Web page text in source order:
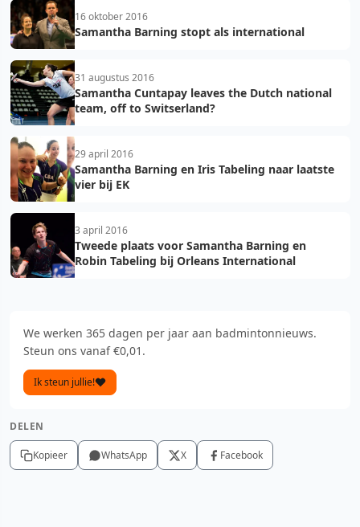
16 oktober 2016
Samantha Barning stopt als international
31 augustus 2016
Samantha Cuntapay leaves the Dutch national
team, off to Switserland?
29 april 2016
Samantha Barning en Iris Tabeling naar laatste
vier bij EK
3 april 2016
Tweede plaats voor Samantha Barning en
Robin Tabeling bij Orleans International
We werken 365 dagen per jaar aan badmintonnieuws.
Steun ons vanaf €0,01.
Ik steun jullie!
DELEN
Kopieer WhatsApp X Facebook